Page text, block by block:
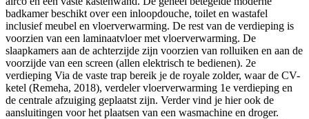
badkamer beschikt over een inloopdouche, toilet en wastafel
inclusief meubel en vloerverwarming. De rest van de verdieping is
voorzien van een laminaatvloer met vloerverwarming. De
slaapkamers aan de achterzijde zijn voorzien van rolluiken en aan de
voorzijde van een screen (allen elektrisch te bedienen). 2e
verdieping Via de vaste trap bereik je de royale zolder, waar de CV-
ketel (Remeha, 2018), verdeler vloerverwarming 1e verdieping en
de centrale afzuiging geplaatst zijn. Verder vind je hier ook de
aansluitingen voor het plaatsen van een wasmachine en droger.